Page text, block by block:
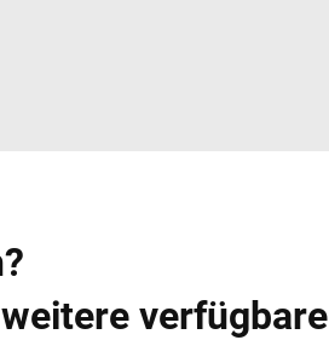
verfügbare